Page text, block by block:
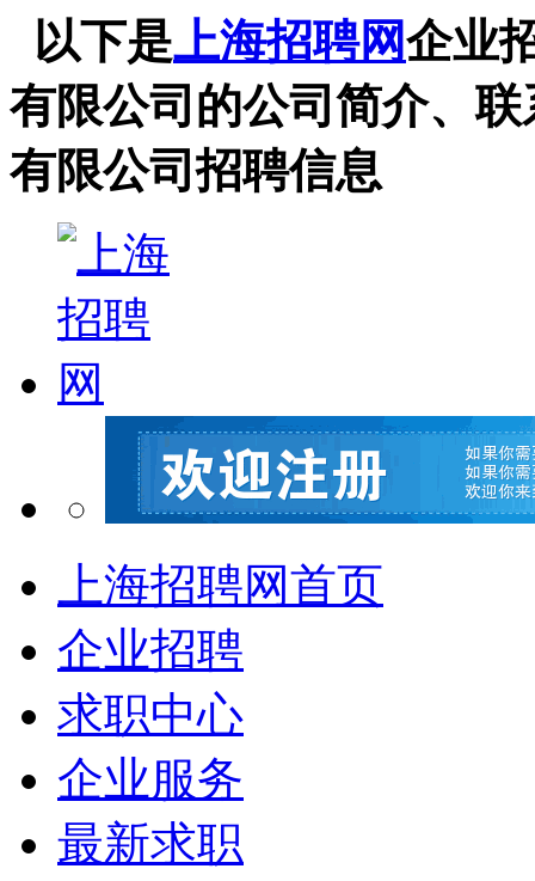
以下是上海招聘网企业
有限公司的公司简介、
有限公司招聘信息
上海招聘网首页
企业招聘
求职中心
企业服务
最新求职